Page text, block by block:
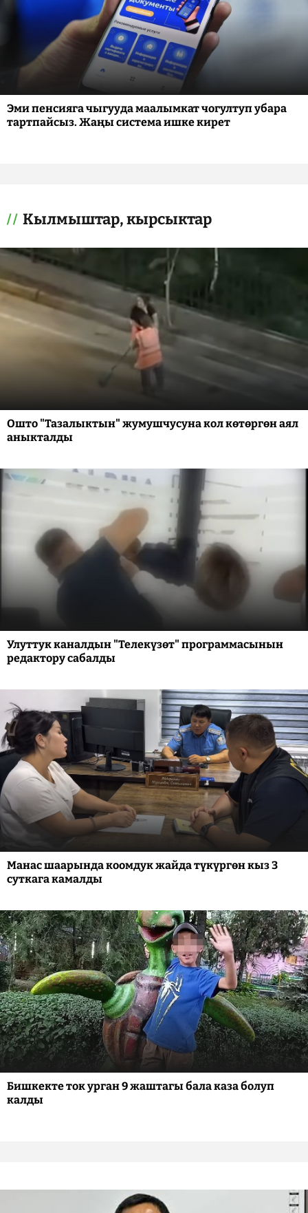
Эми пенсияга чыгууда маалымкат чогултуп убара
тартпайсыз. Жаңы система ишке кирет
Кылмыштар, кырсыктар
Ошто "Тазалыктын" жумушчусуна кол көтөргөн аял
аныкталды
Улуттук каналдын "Телекүзөт" программасынын
редактору сабалды
Манас шаарында коомдук жайда түкүргөн кыз 3
суткага камалды
Бишкекте ток урган 9 жаштагы бала каза болуп
калды